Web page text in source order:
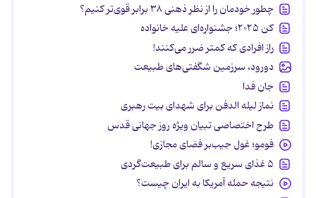
چطور خودمان را از نظر ذهنی ۳۸ برابر قوی‌تر کنیم؟
کن ۲۰۲۵؛ جشنواره‌ای علیه خانواده
راز افرادی که کمتر ضرر می‌کنند!
دورود، سرزمین شگفتی‌های طبیعت
جان فدا
نماز لیله الدفن برای شهدای بیت رهبری
طرح اختصاصی تبیان ویژه روز جهانی قدس
فومو؛ غول جیب‌بر فضای مجازی!
۵ غذای سریع و سالم برای طبیعت‌گردی
نتیجه حمله آمریکا به ایران چیست؟